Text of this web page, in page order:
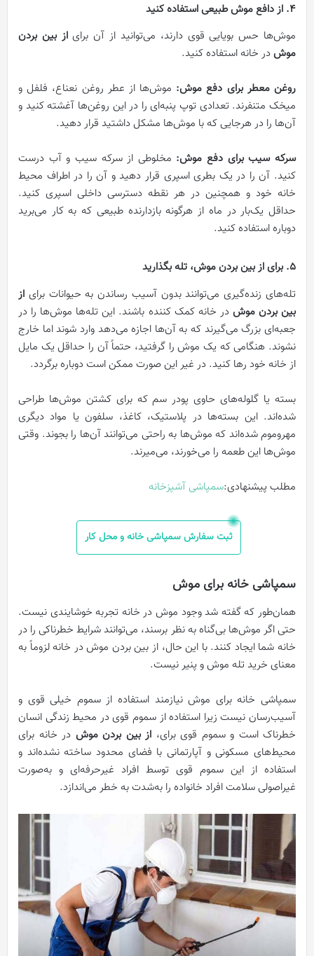
4. از دافع موش طبیعی استفاده کنید
موش‌ها حس بویایی قوی دارند، می‌توانید از آن برایاز بین بردن
موشدر خانه استفاده کنید.
روغن معطر برای دفع موش: موش‌ها از عطر روغن نعناع، ​​فلفل و
میخک متنفرند. تعدادی توپ پنبه‌ای را در این روغن‌ها آغشته کنید و
آن‌ها را در هرجایی که با موش‌ها مشکل داشتید قرار دهید.
سرکه سیب برای دفع موش: مخلوطی از سرکه سیب و آب درست
کنید. آن را در یک بطری اسپری قرار دهید و آن را در اطراف محیط
خانه خود و همچنین در هر نقطه دسترسی داخلی اسپری کنید.
حداقل یک‌بار در ماه از هرگونه بازدارنده طبیعی که به کار می‌برید
دوباره استفاده کنید.
5. برای از بین بردن موش، تله‌ بگذارید
تله‌های زنده‌گیری می‌توانند بدون آسیب رساندن به حیوانات برای از
بین بردن موش در خانه کمک کننده باشند. این تله‌ها موش‌ها را در
جعبه‌ای بزرگ می‌گیرند که به آن‌ها اجازه می‌دهد وارد شوند اما خارج
نشوند. هنگامی که یک موش را گرفتید، حتماً آن را حداقل یک مایل
از خانه خود رها کنید. در غیر این صورت ممکن است دوباره برگردد.
بسته یا گلوله‌های حاوی پودر سم که برای کشتن موش‌ها طراحی
شده‌اند. این بسته‌ها در پلاستیک، کاغذ، سلفون یا مواد دیگری
مهروموم شده‌اند که موش‌ها به راحتی می‌توانند آن‌ها را بجوند. وقتی
موش‌ها این طعمه را می‌خورند، می‌میرند.
مطلب پیشنهادی:سمپاشی آشپزخانه
ثبت سفارش سمپاشی خانه و محل کار
سمپاشی خانه برای موش
همان‌طور که گفته شد وجود موش در خانه تجربه خوشایندی نیست.
حتی اگر موش‌ها بی‌گناه به نظر برسند، می‌توانند شرایط خطرناکی را در
خانه شما ایجاد کنند. با این حال، از بین بردن موش در خانه لزوماً به
معنای خرید تله موش و پنیر نیست.
سمپاشی خانه برای موش نیازمند استفاده از سموم خیلی قوی و
آسیب‌رسان نیست زیرا استفاده از سموم قوی در محیط زندگی انسان
خطرناک است و سموم قوی برای، از بین بردن موش در خانه برای
محیط‌های مسکونی و آپارتمانی با فضای محدود ساخته نشده‌اند و
استفاده از این سموم قوی توسط افراد غیرحرفه‌ای و به‌صورت
غیراصولی سلامت افراد خانواده را به‌شدت به خطر می‌اندازد.